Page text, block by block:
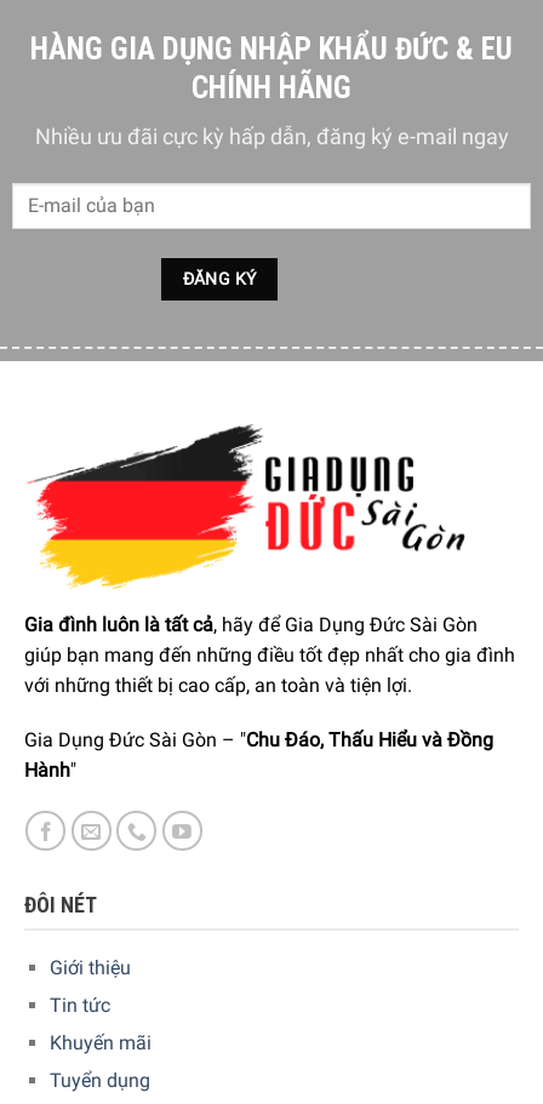
kiểm soát việc khai thác.
HÀNG GIA DỤNG NHẬP KHẨU ĐỨC & EU
CHÍNH HÃNG
Nhiều ưu đãi cực kỳ hấp dẫn, đăng ký e-mail ngay
Gia đình luôn là tất cả, hãy để Gia Dụng Đức Sài Gòn
giúp bạn mang đến những điều tốt đẹp nhất cho gia đình
với những thiết bị cao cấp, an toàn và tiện lợi.
Gia Dụng Đức Sài Gòn – "Chu Đáo, Thấu Hiểu và Đồng
Hành"
ĐÔI NÉT
Giới thiệu
Tin tức
Khuyến mãi
Tuyển dụng